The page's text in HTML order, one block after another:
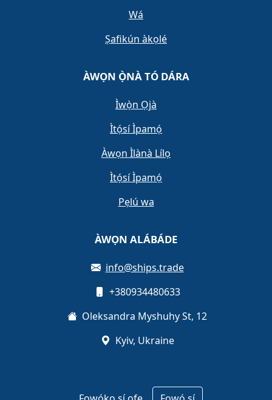
Wá
Ṣafikún àkọlé
ÀWỌN Ọ̀NÀ TÓ DÁRA
Ìwọ̀n Ọjà
Ìtọ́sí Ìpamọ́
Àwọn Ìlànà Lílọ
Ìtọ́sí Ìpamọ́
Pẹlú wa
ÀWỌN ALÁBÁDE
info@ships.trade
+380934480633
Oleksandra Myshuhy St, 12
Kyiv, Ukraine